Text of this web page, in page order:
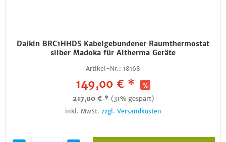
Daikin BRC1HHDS Kabelgebundener Raumthermostat
silber Madoka für Altherma Geräte
Artikel-Nr.: 18168
149,00 € *
217,00 € * (31% gespart)
inkl. MwSt. zzgl. Versandkosten